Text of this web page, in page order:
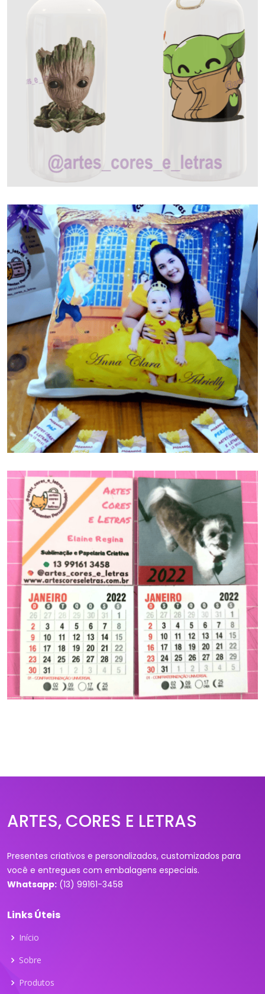
ARTES, CORES E LETRAS
Presentes criativos e personalizados, customizados para
você e entregues com embalagens especiais.
Whatsapp: (13) 99161-3458
Links Úteis
Início
Sobre
Produtos